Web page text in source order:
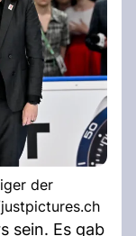
der
sein. Es gab